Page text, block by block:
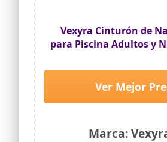
Vexyra Cinturón de
para Piscina Adultos y
Látex Natural con
Ancho y Acolchado,
Accesorios Cuerda
Marca:
Ver Mejor